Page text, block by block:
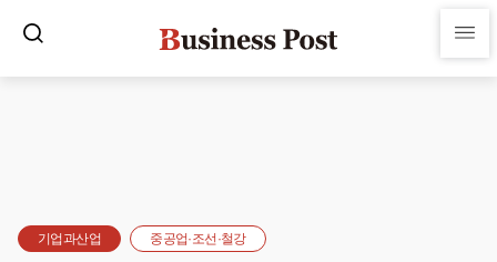
기업과산업 중공업·조선·철강